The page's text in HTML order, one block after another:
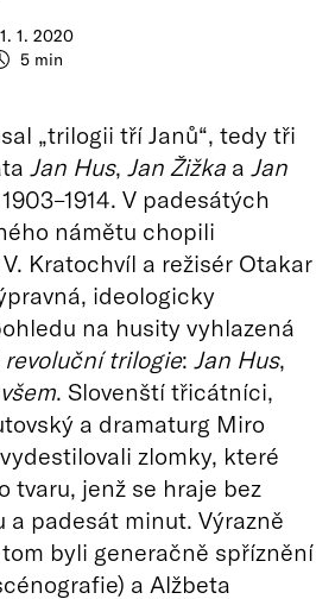
1. 2020
5 min
„trilogii tří Janů“, tedy tři
Jan Hus, Jan Žižka a Jan
V padesátých
námětu chopili
Kratochvíl a režisér Otakar
ideologicky
na husity vyhlazená
trilogie: Jan Hus,
. Slovenští třicátníci,
a dramaturg Miro
zlomky, které
tvaru, jenž se hraje bez
a padesát minut. Výrazně
byli generačně spříznění
a Alžbeta